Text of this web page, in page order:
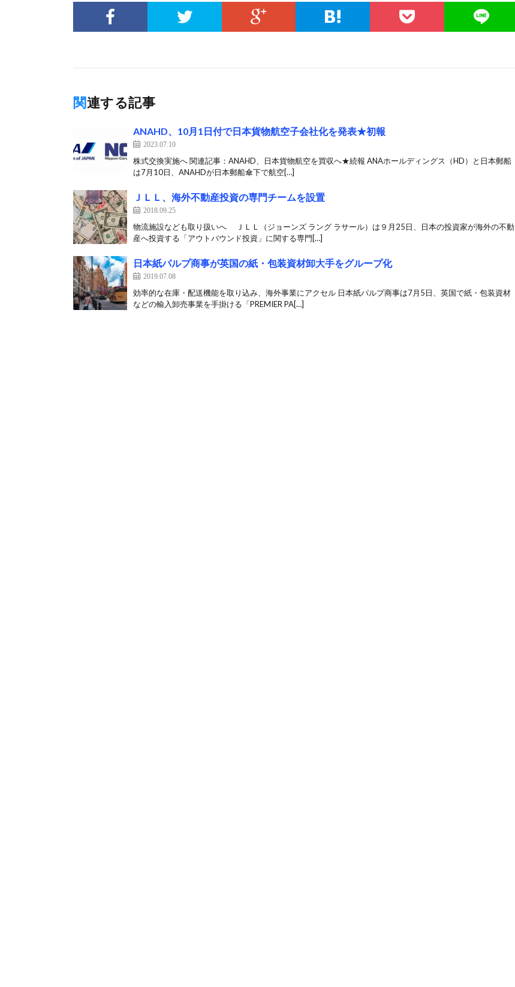
関連する記事
ANAHD、10月1日付で日本貨物航空子会社化を発表★初報
2023.07.10
株式交換実施へ 関連記事：ANAHD、日本貨物航空を買収へ★続報 ANAホールディングス（HD）と日本郵船
は7月10日、ANAHDが日本郵船傘下で航空[…]
ＪＬＬ、海外不動産投資の専門チームを設置
2018.09.25
物流施設なども取り扱いへ ＪＬＬ（ジョーンズ ラング ラサール）は９月25日、日本の投資家が海外の不動
産へ投資する「アウトバウンド投資」に関する専門[…]
日本紙パルプ商事が英国の紙・包装資材卸大手をグループ化
2019.07.08
効率的な在庫・配送機能を取り込み、海外事業にアクセル 日本紙パルプ商事は7月5日、英国で紙・包装資材
などの輸入卸売事業を手掛ける「PREMIER PA[…]